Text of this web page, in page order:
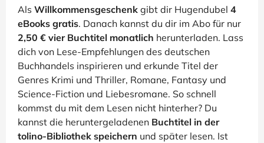
Als Willkommensgeschenk gibt dir Hugendubel 4
eBooks gratis. Danach kannst du dir im Abo für nur
2,50 € vier Buchtitel monatlich herunterladen. Lass
dich von Lese-Empfehlungen des deutschen
Buchhandels inspirieren und erkunde Titel der
Genres Krimi und Thriller, Romane, Fantasy und
Science-Fiction und Liebesromane. So schnell
kommst du mit dem Lesen nicht hinterher? Du
kannst die heruntergeladenen Buchtitel in der
tolino-Bibliothek speichern und später lesen. Ist